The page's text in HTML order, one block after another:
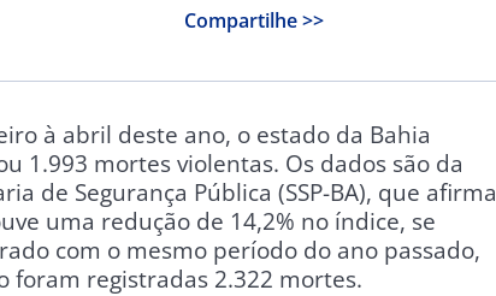
Compartilhe >>
à abril deste ano, o estado da Bahia
1.993 mortes violentas. Os dados são da
de Segurança Pública (SSP-BA), que afirma
uma redução de 14,2% no índice, se
com o mesmo período do ano passado,
foram registradas 2.322 mortes.